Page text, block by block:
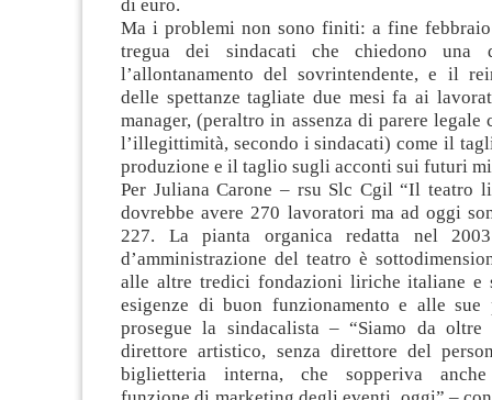
di euro.
Ma i problemi non sono finiti: a fine febbraio
tregua dei sindacati che chiedono una
l’allontanamento del sovrintendente, e il
delle spettanze tagliate due mesi fa ai
manager, (peraltro in assenza di parere legale
l’illegittimità, secondo i sindacati) come il
produzione e il taglio sugli acconti sui futuri
Per Juliana Carone – rsu Slc Cgil “Il teatro
dovrebbe avere 270 lavoratori ma ad oggi
227. La pianta organica redatta nel
d’amministrazione del teatro è
alle altre tredici fondazioni liriche italiane e
esigenze di buon funzionamento e alle sue
prosegue la sindacalista – “Siamo da oltre
direttore artistico, senza direttore del
biglietteria interna, che sopperiva anche